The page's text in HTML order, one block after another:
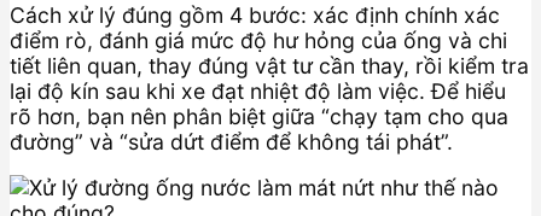
Cách xử lý đúng gồm 4 bước: xác định chính xác
điểm rò, đánh giá mức độ hư hỏng của ống và chi
tiết liên quan, thay đúng vật tư cần thay, rồi kiểm tra
lại độ kín sau khi xe đạt nhiệt độ làm việc. Để hiểu
rõ hơn, bạn nên phân biệt giữa “chạy tạm cho qua
đường” và “sửa dứt điểm để không tái phát”.